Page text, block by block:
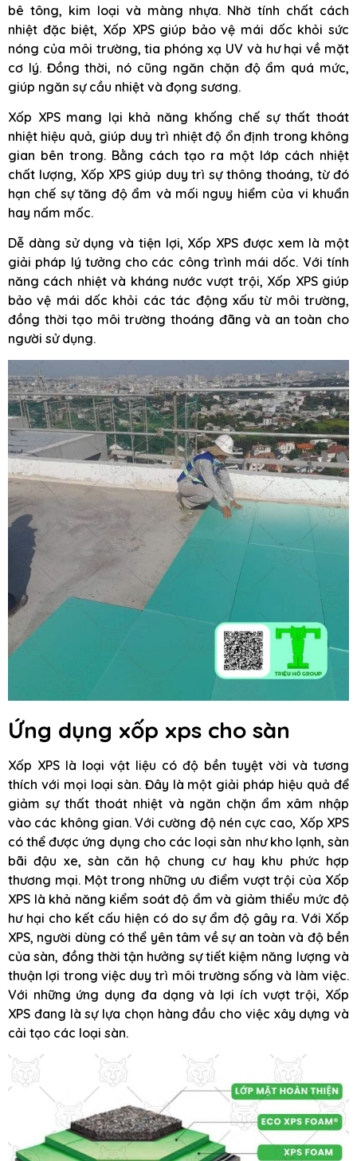
bê tông, kim loại và màng nhựa. Nhờ tính chất cách
nhiệt đặc biệt, Xốp XPS giúp bảo vệ mái dốc khỏi sức
nóng của môi trường, tia phóng xạ UV và hư hại về mặt
cơ lý. Đồng thời, nó cũng ngăn chặn độ ẩm quá mức,
giúp ngăn sự cầu nhiệt và đọng sương.
Xốp XPS mang lại khả năng khống chế sự thất thoát
nhiệt hiệu quả, giúp duy trì nhiệt độ ổn định trong không
gian bên trong. Bằng cách tạo ra một lớp cách nhiệt
chất lượng, Xốp XPS giúp duy trì sự thông thoáng, từ đó
hạn chế sự tăng độ ẩm và mối nguy hiểm của vi khuẩn
hay nấm mốc.
Dễ dàng sử dụng và tiện lợi, Xốp XPS được xem là một
giải pháp lý tưởng cho các công trình mái dốc. Với tính
năng cách nhiệt và kháng nước vượt trội, Xốp XPS giúp
bảo vệ mái dốc khỏi các tác động xấu từ môi trường,
đồng thời tạo môi trường thoáng đãng và an toàn cho
người sử dụng.
Ứng dụng xốp xps cho sàn
Xốp XPS là loại vật liệu có độ bền tuyệt vời và tương
thích với mọi loại sàn. Đây là một giải pháp hiệu quả để
giảm sự thất thoát nhiệt và ngăn chặn ẩm xâm nhập
vào các không gian. Với cường độ nén cực cao, Xốp XPS
có thể được ứng dụng cho các loại sàn như kho lạnh, sàn
bãi đậu xe, sàn căn hộ chung cư hay khu phức hợp
thương mại. Một trong những ưu điểm vượt trội của Xốp
XPS là khả năng kiểm soát độ ẩm và giảm thiểu mức độ
hư hại cho kết cấu hiện có do sự ẩm độ gây ra. Với Xốp
XPS, người dùng có thể yên tâm về sự an toàn và độ bền
của sàn, đồng thời tận hưởng sự tiết kiệm năng lượng và
thuận lợi trong việc duy trì môi trường sống và làm việc.
Với những ứng dụng đa dạng và lợi ích vượt trội, Xốp
XPS đang là sự lựa chọn hàng đầu cho việc xây dựng và
cải tạo các loại sàn.